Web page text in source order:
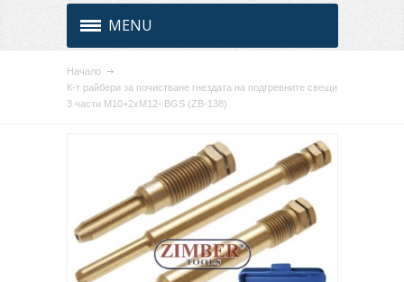
MENU
Начало
К-т райбери за почистване гнездата на подгревните свещи
3 части М10+2хМ12- BGS (ZB-138)